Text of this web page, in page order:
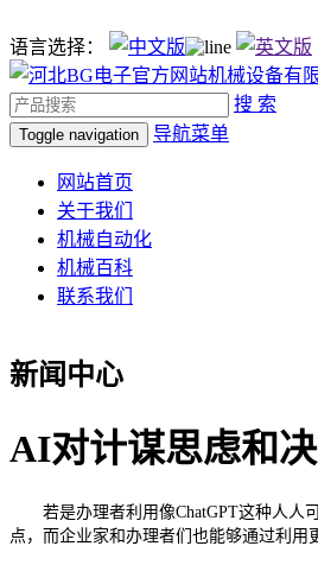
语言选择：
搜 索
Toggle navigation 导航菜单
网站首页
关于我们
机械自动化
机械百科
联系我们
新闻中心
AI对计谋思虑和
若是办理者利用像ChatGPT这种人人可
点，而企业家和办理者们也能够通过利用